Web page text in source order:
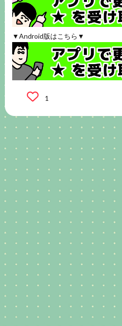
▼Android版はこちら▼
1